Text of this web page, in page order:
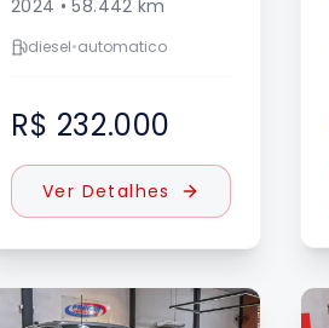
2024 •58.442 km
diesel•automatico
R$ 232.000
Ver Detalhes